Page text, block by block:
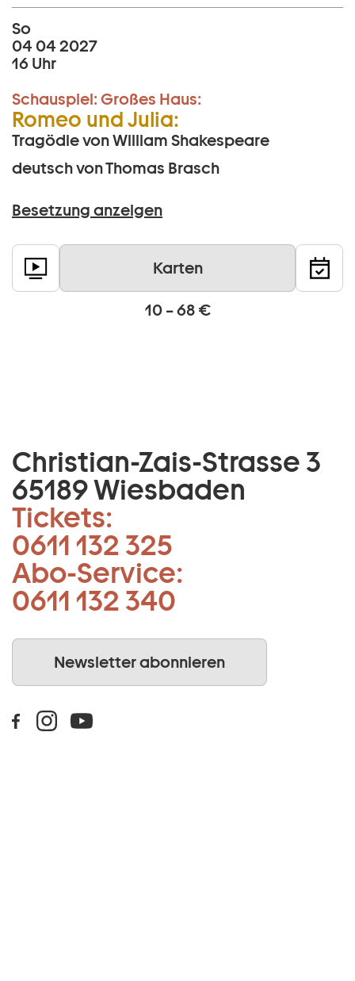
So
04 04 2027
16 Uhr
Schauspiel: Großes Haus:
Romeo und Julia:
Tragödie von William Shakespeare
deutsch von Thomas Brasch
Besetzung anzeigen
Karten
10 – 68 €
Christian-Zais-Strasse 3
65189 Wiesbaden
Tickets:
0611 132 325
Abo-Service:
0611 132 340
Newsletter abonnieren